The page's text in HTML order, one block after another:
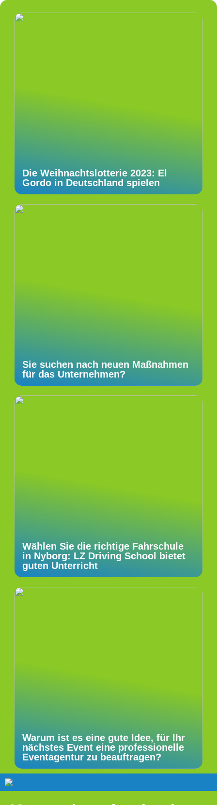
Die Weihnachtslotterie 2023: El
Gordo in Deutschland spielen
Sie suchen nach neuen Maßnahmen
für das Unternehmen?
Wählen Sie die richtige Fahrschule
in Nyborg: LZ Driving School bietet
guten Unterricht
Warum ist es eine gute Idee, für Ihr
nächstes Event eine professionelle
Eventagentur zu beauftragen?